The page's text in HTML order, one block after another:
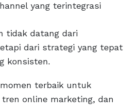
yang terintegrasi
tidak datang dari
dari strategi yang tepat
konsisten.
terbaik untuk
tren online marketing, dan